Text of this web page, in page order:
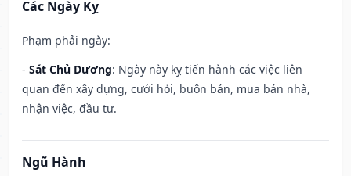
Các Ngày Kỵ
Phạm phải ngày:
- Sát Chủ Dương: Ngày này kỵ tiến hành các việc liên
quan đến xây dựng, cưới hỏi, buôn bán, mua bán nhà,
nhận việc, đầu tư.
Ngũ Hành